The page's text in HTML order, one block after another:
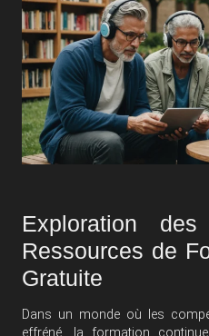
Exploration
Ressources de
Gratuite
Dans un monde où les
effréné, la formation